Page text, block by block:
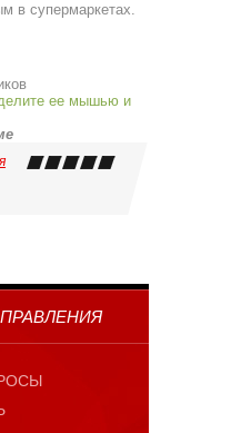
в супермаркетах.
ее мышью и